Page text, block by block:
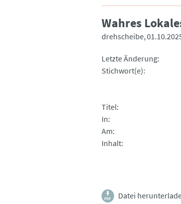
Wahres
drehscheibe
Letzte Änderung
Stichwort(e)
Titel
In
Am
Inhalt
Datei